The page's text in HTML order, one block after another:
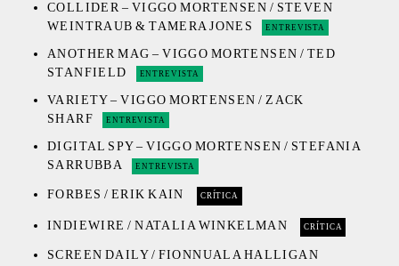
COLLIDER – VIGGO MORTENSEN / STEVEN
WEINTRAUB & TAMERA JONES
ENTREVISTA
ANOTHER MAG – VIGGO MORTENSEN / TED
STANFIELD
ENTREVISTA
VARIETY – VIGGO MORTENSEN / ZACK
SHARF
ENTREVISTA
DIGITAL SPY – VIGGO MORTENSEN / STEFANIA
SARRUBBA
ENTREVISTA
FORBES / ERIK KAIN CRÍTICA
INDIEWIRE / NATALIA WINKELMAN CRÍTICA
SCREEN DAILY / FIONNUALA HALLIGAN